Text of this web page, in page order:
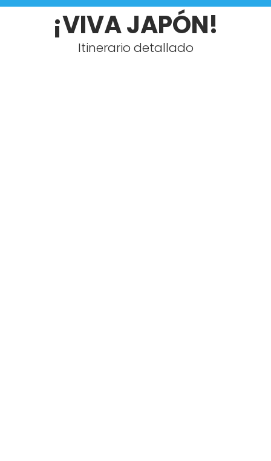
¡VIVA JAPÓN!
Itinerario detallado